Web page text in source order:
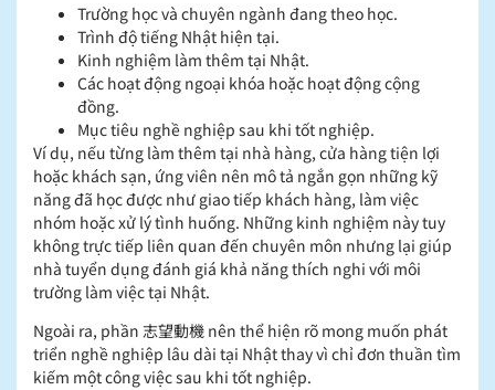
Trường học và chuyên ngành đang theo học.
Trình độ tiếng Nhật hiện tại.
Kinh nghiệm làm thêm tại Nhật.
Các hoạt động ngoại khóa hoặc hoạt động cộng
đồng.
Mục tiêu nghề nghiệp sau khi tốt nghiệp.
Ví dụ, nếu từng làm thêm tại nhà hàng, cửa hàng tiện lợi
hoặc khách sạn, ứng viên nên mô tả ngắn gọn những kỹ
năng đã học được như giao tiếp khách hàng, làm việc
nhóm hoặc xử lý tình huống. Những kinh nghiệm này tuy
không trực tiếp liên quan đến chuyên môn nhưng lại giúp
nhà tuyển dụng đánh giá khả năng thích nghi với môi
trường làm việc tại Nhật.
Ngoài ra, phần 志望動機 nên thể hiện rõ mong muốn phát
triển nghề nghiệp lâu dài tại Nhật thay vì chỉ đơn thuần tìm
kiếm một công việc sau khi tốt nghiệp.